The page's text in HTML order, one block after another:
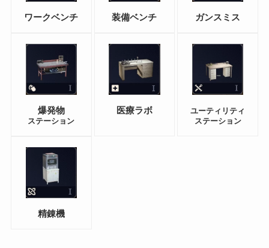
ワークベンチ 装備ベンチ ガンスミス
爆発物
ステーション
医療ラボ
ユーティリティ
ステーション
精錬機